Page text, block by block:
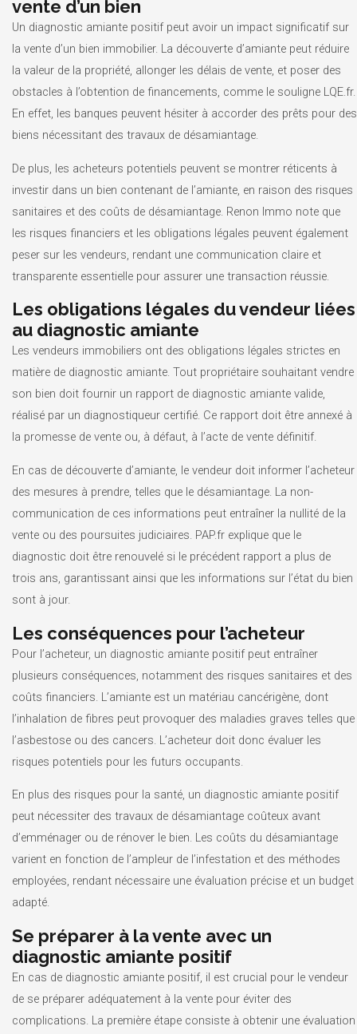
vente d’un bien
Un diagnostic amiante positif peut avoir un impact significatif sur
la vente d’un bien immobilier. La découverte d’amiante peut réduire
la valeur de la propriété, allonger les délais de vente, et poser des
obstacles à l’obtention de financements, comme le souligne LQE.fr.
En effet, les banques peuvent hésiter à accorder des prêts pour des
biens nécessitant des travaux de désamiantage.
De plus, les acheteurs potentiels peuvent se montrer réticents à
investir dans un bien contenant de l’amiante, en raison des risques
sanitaires et des coûts de désamiantage. Renon Immo note que
les risques financiers et les obligations légales peuvent également
peser sur les vendeurs, rendant une communication claire et
transparente essentielle pour assurer une transaction réussie.
Les obligations légales du vendeur liées
au diagnostic amiante
Les vendeurs immobiliers ont des obligations légales strictes en
matière de diagnostic amiante. Tout propriétaire souhaitant vendre
son bien doit fournir un rapport de diagnostic amiante valide,
réalisé par un diagnostiqueur certifié. Ce rapport doit être annexé à
la promesse de vente ou, à défaut, à l’acte de vente définitif.
En cas de découverte d’amiante, le vendeur doit informer l’acheteur
des mesures à prendre, telles que le désamiantage. La non-
communication de ces informations peut entraîner la nullité de la
vente ou des poursuites judiciaires. PAP.fr explique que le
diagnostic doit être renouvelé si le précédent rapport a plus de
trois ans, garantissant ainsi que les informations sur l’état du bien
sont à jour.
Les conséquences pour l’acheteur
Pour l’acheteur, un diagnostic amiante positif peut entraîner
plusieurs conséquences, notamment des risques sanitaires et des
coûts financiers. L’amiante est un matériau cancérigène, dont
l’inhalation de fibres peut provoquer des maladies graves telles que
l’asbestose ou des cancers. L’acheteur doit donc évaluer les
risques potentiels pour les futurs occupants.
En plus des risques pour la santé, un diagnostic amiante positif
peut nécessiter des travaux de désamiantage coûteux avant
d’emménager ou de rénover le bien. Les coûts du désamiantage
varient en fonction de l’ampleur de l’infestation et des méthodes
employées, rendant nécessaire une évaluation précise et un budget
adapté.
Se préparer à la vente avec un
diagnostic amiante positif
En cas de diagnostic amiante positif, il est crucial pour le vendeur
de se préparer adéquatement à la vente pour éviter des
complications. La première étape consiste à obtenir une évaluation